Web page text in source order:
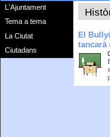
L'Ajuntament
Tema a tema
La Ciutat
Ciutadans
El
tancarà